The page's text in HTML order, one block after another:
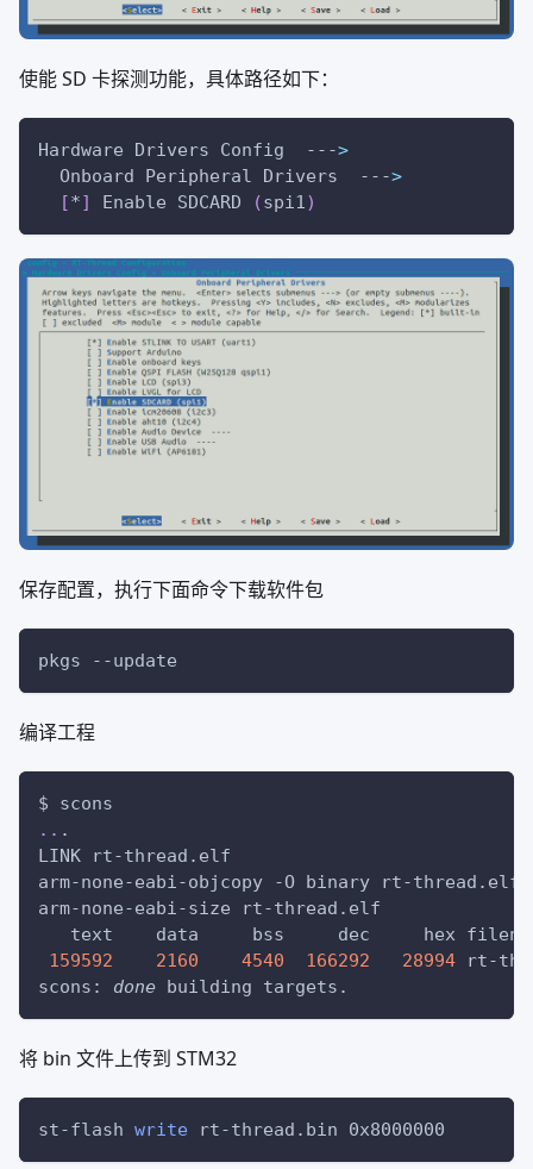
使能 SD 卡探测功能，具体路径如下：
Hardware Drivers Config  --->
  Onboard Peripheral Drivers  ---
>
[*] Enable SDCARD (spi1)
保存配置，执行下面命令下载软件包
pkgs --update
编译工程
$ scons
.. .
LINK rt-thread.elf
arm-none-eabi-objcopy
-O binary rt-thread.elf
arm-none-eabi-size rt-thread.elf
text	   data	    bss	    dec
159592
2160 4540 166292 28994
rt-
scons: done building targets.
将 bin 文件上传到 STM32
st-flash write rt-thread.bin 0x8000000